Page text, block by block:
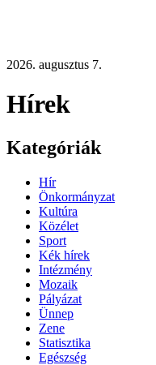
2026. augusztus 7.
Hírek
Kategóriák
Hír
Önkormányzat
Kultúra
Közélet
Sport
Kék hírek
Intézmény
Mozaik
Pályázat
Ünnep
Zene
Statisztika
Egészség